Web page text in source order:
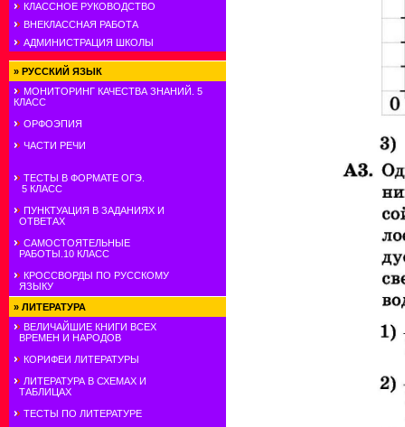
КЛАССНОЕ РУКОВОДСТВО
ВНЕКЛАССНАЯ РАБОТА
АДМИНИСТРАЦИЯ ШКОЛЫ
» РУССКИЙ ЯЗЫК
МОНИТОРИНГ КАЧЕСТВА ЗНАНИЙ. 5
КЛАСС
ОРФОЭПИЯ
ЧАСТИ РЕЧИ
ТЕСТЫ В ФОРМАТЕ ОГЭ.
5 КЛАСС
ПУНКТУАЦИЯ В ЗАДАНИЯХ И
ОТВЕТАХ
САМОСТОЯТЕЛЬНЫЕ
РАБОТЫ.10 КЛАСС
КРОССВОРДЫ ПО РУССКОМУ
ЯЗЫКУ
» ЛИТЕРАТУРА
ВЕЛИЧАЙШИЕ КНИГИ ВСЕХ
ВРЕМЕН И НАРОДОВ
КОРИФЕИ ЛИТЕРАТУРЫ
ЛИТЕРАТУРА В СХЕМАХ И
ТАБЛИЦАХ
ТЕСТЫ ПО ЛИТЕРАТУРЕ